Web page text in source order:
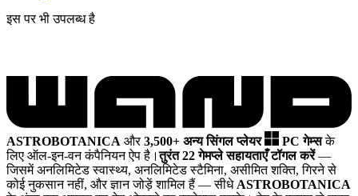
इस पर भी उपलब्ध है
ASTROBOTANICA और3,500+ अन्य सिंगल प्लेयर PC गेम्सके
लिए ऑल-इन-वन कंपैनियन ऐप है।तुरंत 22 गेमप्ले सहायताएँ टॉगल करें—
जिसमें अनलिमिटेड स्वास्थ्य, अनलिमिटेड स्टैमिना, असीमित शक्ति, गिरने से
कोई नुकसान नहीं, और ज्ञान जोड़ें शामिल हैं — सीधे ASTROBOTANICA